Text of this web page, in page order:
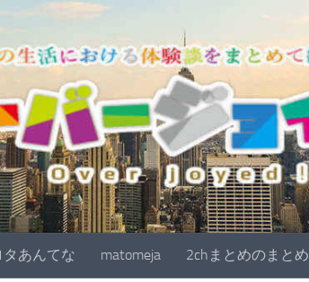
タあんてな matomeja 2chまとめのまとめ